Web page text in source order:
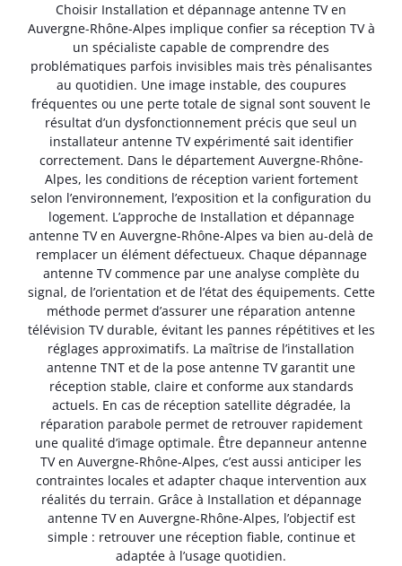
Choisir Installation et dépannage antenne TV en
Auvergne-Rhône-Alpes implique confier sa réception TV à
un spécialiste capable de comprendre des
problématiques parfois invisibles mais très pénalisantes
au quotidien. Une image instable, des coupures
fréquentes ou une perte totale de signal sont souvent le
résultat d’un dysfonctionnement précis que seul un
installateur antenne TV expérimenté sait identifier
correctement. Dans le département Auvergne-Rhône-
Alpes, les conditions de réception varient fortement
selon l’environnement, l’exposition et la configuration du
logement. L’approche de Installation et dépannage
antenne TV en Auvergne-Rhône-Alpes va bien au-delà de
remplacer un élément défectueux. Chaque dépannage
antenne TV commence par une analyse complète du
signal, de l’orientation et de l’état des équipements. Cette
méthode permet d’assurer une réparation antenne
télévision TV durable, évitant les pannes répétitives et les
réglages approximatifs. La maîtrise de l’installation
antenne TNT et de la pose antenne TV garantit une
réception stable, claire et conforme aux standards
actuels. En cas de réception satellite dégradée, la
réparation parabole permet de retrouver rapidement
une qualité d’image optimale. Être depanneur antenne
TV en Auvergne-Rhône-Alpes, c’est aussi anticiper les
contraintes locales et adapter chaque intervention aux
réalités du terrain. Grâce à Installation et dépannage
antenne TV en Auvergne-Rhône-Alpes, l’objectif est
simple : retrouver une réception fiable, continue et
adaptée à l’usage quotidien.